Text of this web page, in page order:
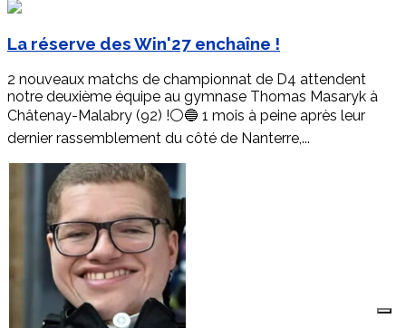
La réserve des Win'27 enchaîne !
2 nouveaux matchs de championnat de D4 attendent
notre deuxième équipe au gymnase Thomas Masaryk à
Châtenay-Malabry (92) !⚪️🔵 1 mois à peine après leur
dernier rassemblement du côté de Nanterre,...